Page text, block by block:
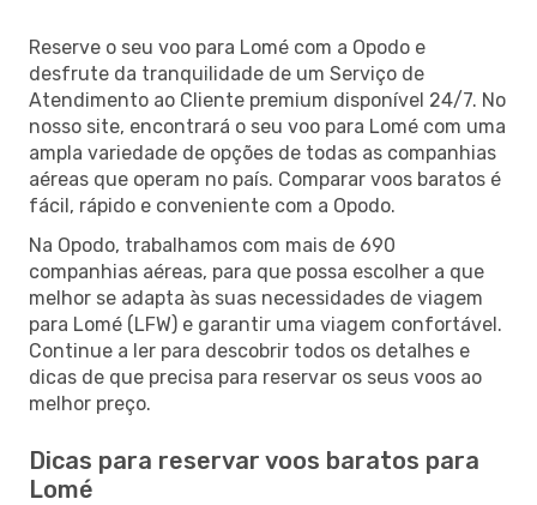
Reserve o seu voo para Lomé com a Opodo e
desfrute da tranquilidade de um Serviço de
Atendimento ao Cliente premium disponível 24/7. No
nosso site, encontrará o seu voo para Lomé com uma
ampla variedade de opções de todas as companhias
aéreas que operam no país. Comparar voos baratos é
fácil, rápido e conveniente com a Opodo.
Na Opodo, trabalhamos com mais de 690
companhias aéreas, para que possa escolher a que
melhor se adapta às suas necessidades de viagem
para Lomé (LFW) e garantir uma viagem confortável.
Continue a ler para descobrir todos os detalhes e
dicas de que precisa para reservar os seus voos ao
melhor preço.
Dicas para reservar voos baratos para
Lomé